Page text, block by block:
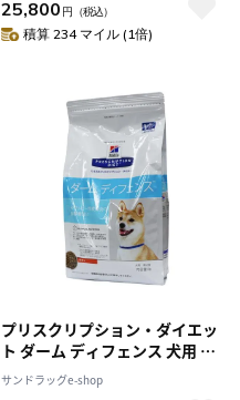
25,800 円 （税込）
積算 234 マイル (1倍)
プリスクリプション・ダイエッ
ト ダーム ディフェンス 犬用 ド
ライ 1kg
サンドラッグe-shop